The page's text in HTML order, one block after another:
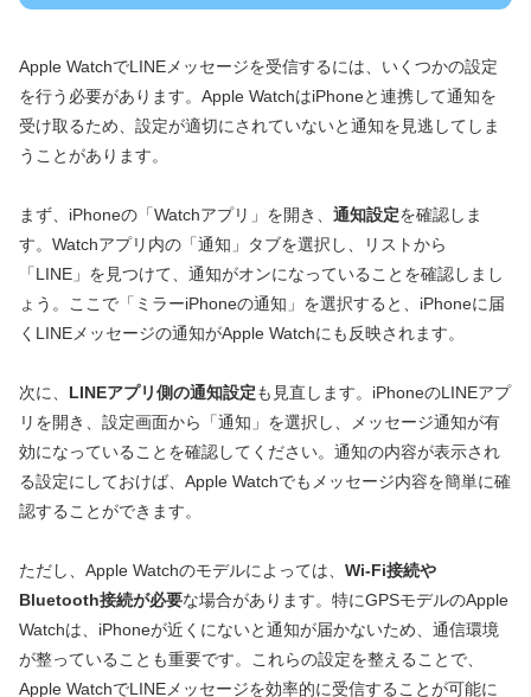
Apple WatchでLINEメッセージを受信するには、いくつかの設定
を行う必要があります。Apple WatchはiPhoneと連携して通知を
受け取るため、設定が適切にされていないと通知を見逃してしま
うことがあります。
まず、iPhoneの「Watchアプリ」を開き、 通知設定を確認しま
す。Watchアプリ内の「通知」タブを選択し、リストから
「LINE」を見つけて、通知がオンになっていることを確認しまし
ょう。ここで「ミラーiPhoneの通知」を選択すると、iPhoneに届
くLINEメッセージの通知がApple Watchにも反映されます。
次に、 LINEアプリ側の通知設定も見直します。iPhoneのLINEアプ
リを開き、設定画面から「通知」を選択し、メッセージ通知が有
効になっていることを確認してください。通知の内容が表示され
る設定にしておけば、Apple Watchでもメッセージ内容を簡単に確
認することができます。
ただし、Apple Watchのモデルによっては、 Wi-Fi接続や
Bluetooth接続が必要な場合があります。特にGPSモデルのApple
Watchは、iPhoneが近くにないと通知が届かないため、通信環境
が整っていることも重要です。これらの設定を整えることで、
Apple WatchでLINEメッセージを効率的に受信することが可能に